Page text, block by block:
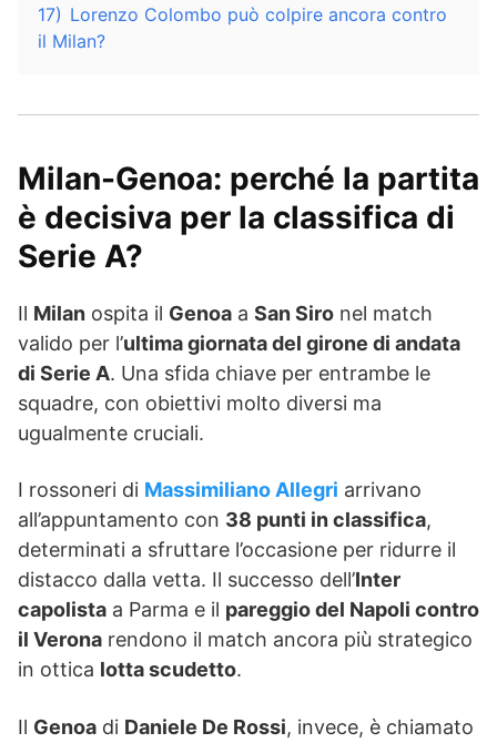
17) Lorenzo Colombo può colpire ancora contro
il Milan?
Milan-Genoa: perché la partita
è decisiva per la classifica di
Serie A?
Il Milan ospita il Genoa a San Siro nel match
valido per l’ultima giornata del girone di andata
di Serie A. Una sfida chiave per entrambe le
squadre, con obiettivi molto diversi ma
ugualmente cruciali.
I rossoneri di Massimiliano Allegri arrivano
all’appuntamento con 38 punti in classifica,
determinati a sfruttare l’occasione per ridurre il
distacco dalla vetta. Il successo dell’Inter
capolista a Parma e il pareggio del Napoli contro
il Verona rendono il match ancora più strategico
in ottica lotta scudetto.
Il Genoa di Daniele De Rossi, invece, è chiamato